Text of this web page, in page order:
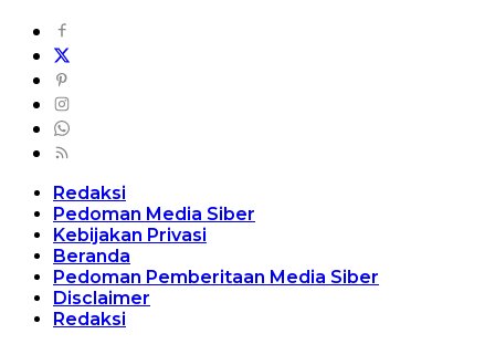
Redaksi
Pedoman Media Siber
Kebijakan Privasi
Beranda
Pedoman Pemberitaan Media Siber
Disclaimer
Redaksi